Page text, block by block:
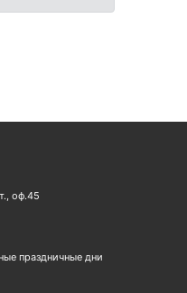
оф.45
праздничные дни